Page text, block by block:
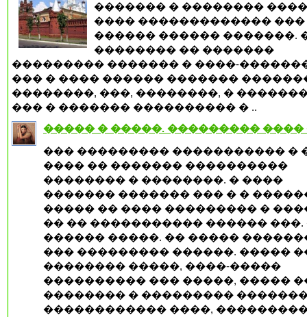
������� � ��������
���� ������������� ���
������ ������ �������.
�������� �� �������
��������� ������� � ����-
��� � ���� ������ �������
��������, ���, ��������, �
��� � ������� ���������� � ..
����� � �����. ��������� ����
��� ��������� ����������� �
���� �� ������� ����������
�������� � ��������. � ����
������� ������� ��� � �
����� �� ���� ��������� �
�� �� ����������� ������ ���.
������ �����. �� �����
��� ��������� ������. �����
�������� �����, ����-�����
���������� ��� �����, �����
�������� � ���������
������������ ����,